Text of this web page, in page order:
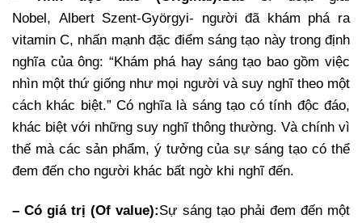
Nobel, Albert Szent-Györgyi- người đã khám phá ra
vitamin C, nhấn mạnh đặc điểm sáng tạo này trong định
nghĩa của ông: “Khám phá hay sáng tạo bao gồm việc
nhìn một thứ giống như mọi người và suy nghĩ theo một
cách khác biệt.” Có nghĩa là sáng tạo có tính độc đáo,
khác biệt với những suy nghĩ thông thường. Và chính vì
thế mà các sản phẩm, ý tưởng của sự sáng tạo có thể
đem đến cho người khác bất ngờ khi nghĩ đến.
– Có giá trị (Of value):Sự sáng tạo phải đem đến một